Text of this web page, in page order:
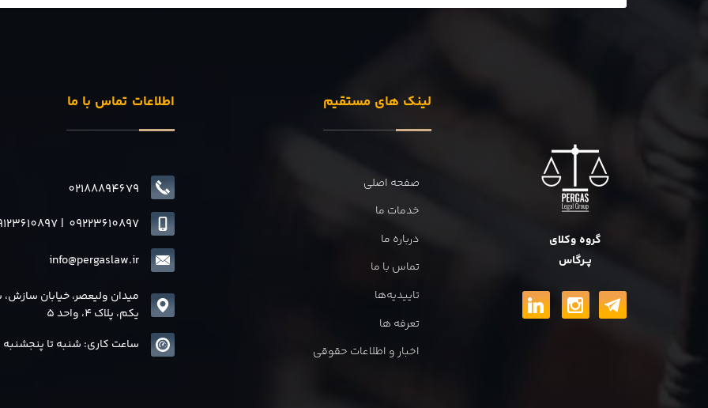
گروه وکلای
پــرگاس
لینک های مستقیم
صفحه اصلی
خدمات ما
درباره ما
تماس با ما
تاییدیه‌ها
تعرفه ها
اخبار و اطلاعات حقوقی
اطلاعات تماس با ما
02188894679
info@pergaslaw.ir
| 09223610897
میدان ولیعصر، خیابان
یکم، پلاک 4، واحد 5
ساعت کاری: شنبه تا پنجشنبه 8 الی17